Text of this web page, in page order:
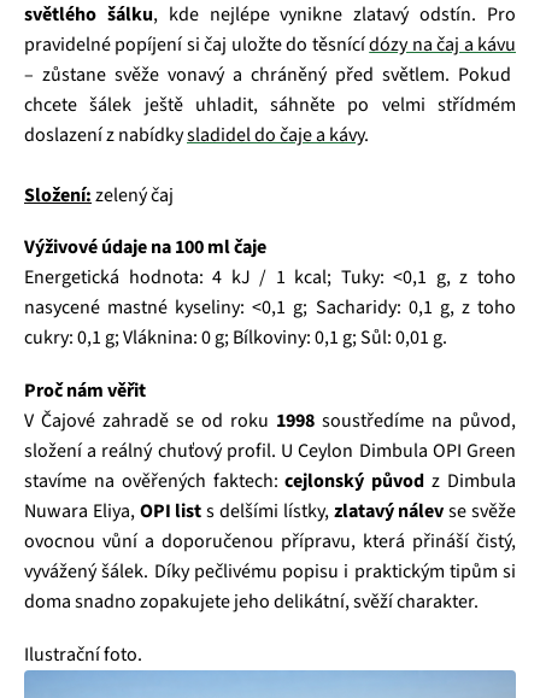
světlého šálku, kde nejlépe vynikne zlatavý odstín. Pro
pravidelné popíjení si čaj uložte do těsnícídózy na čaj a kávu
– zůstane svěže vonavý a chráněný před světlem. Pokud
chcete šálek ještě uhladit, sáhněte po velmi střídmém
doslazení z nabídkysladidel do čaje a kávy.
Složení:zelený čaj
Výživové údaje na 100 ml čaje
Energetická hodnota: 4 kJ / 1 kcal; Tuky: <0,1 g, z toho
nasycené mastné kyseliny: <0,1 g; Sacharidy: 0,1 g, z toho
cukry: 0,1 g; Vláknina: 0 g; Bílkoviny: 0,1 g; Sůl: 0,01 g.
Proč nám věřit
V Čajové zahradě se od roku 1998 soustředíme na původ,
složení a reálný chuťový profil. U Ceylon Dimbula OPI Green
stavíme na ověřených faktech:cejlonský původ z Dimbula
Nuwara Eliya,OPI lists delšími lístky,zlatavý nálevse svěže
ovocnou vůní a doporučenou přípravu, která přináší čistý,
vyvážený šálek. Díky pečlivému popisu i praktickým tipům si
doma snadno zopakujete jeho delikátní, svěží charakter.
Ilustrační foto.